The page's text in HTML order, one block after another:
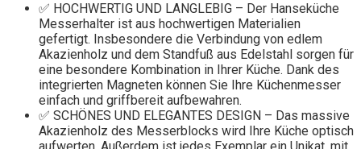
✅ HOCHWERTIG UND LANGLEBIG – Der Hanseküche
Messerhalter ist aus hochwertigen Materialien
gefertigt. Insbesondere die Verbindung von edlem
Akazienholz und dem Standfuß aus Edelstahl sorgen für
eine besondere Kombination in Ihrer Küche. Dank des
integrierten Magneten können Sie Ihre Küchenmesser
einfach und griffbereit aufbewahren.
✅ SCHÖNES UND ELEGANTES DESIGN – Das massive
Akazienholz des Messerblocks wird Ihre Küche optisch